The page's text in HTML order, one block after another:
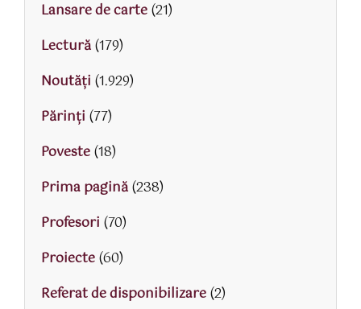
Lansare de carte(21)
Lectură(179)
Noutăți (1.929)
Părinţi (77)
Poveste(18)
Prima pagină(238)
Profesori (70)
Proiecte(60)
Referat de disponibilizare(2)